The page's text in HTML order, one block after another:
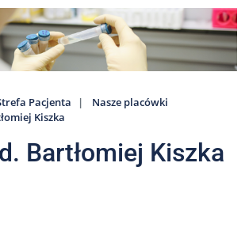
Pacjenta
Nasze placówki
Kiszka
Bartłomiej Kiszka